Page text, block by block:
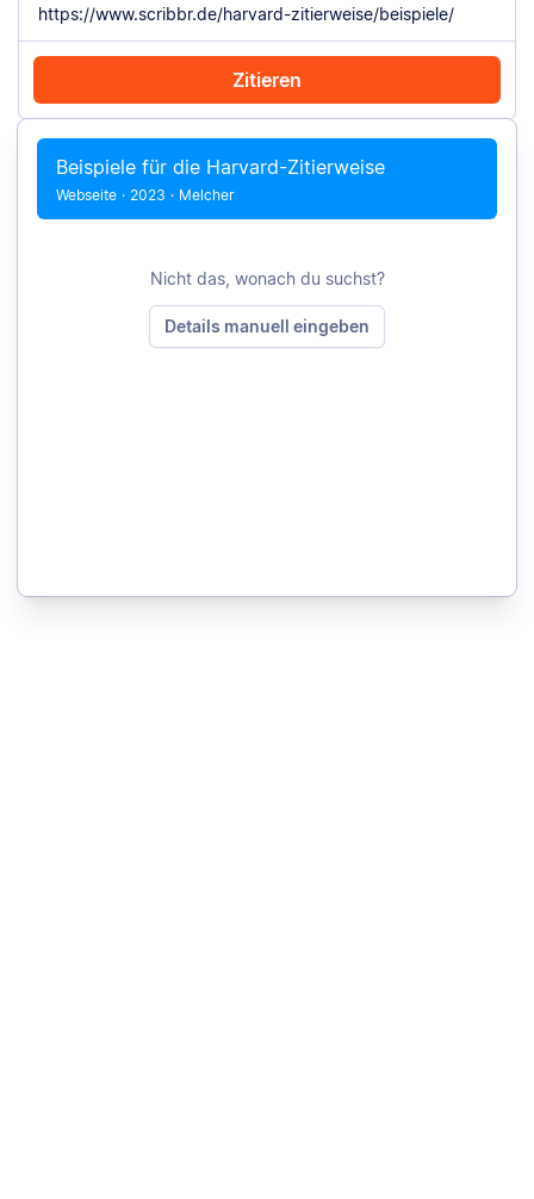
Zitieren
Mit Chrome zitieren Manuell zitieren
Beispiele für die Harvard-Zitierweise
Webseite · 2023 · Melcher
Nicht das, wonach du suchst?
Details manuell eingeben